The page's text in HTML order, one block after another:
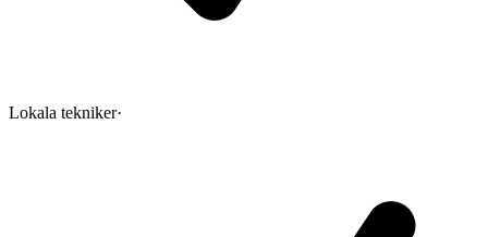
Lokala tekniker·